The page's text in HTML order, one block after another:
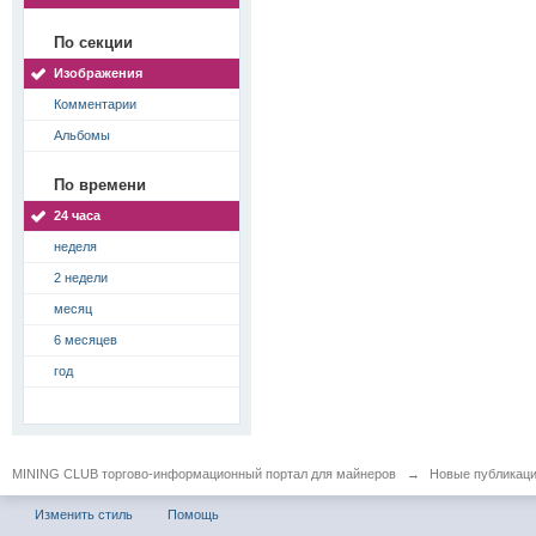
По секции
Изображения
Комментарии
Альбомы
По времени
24 часа
неделя
2 недели
месяц
6 месяцев
год
MINING CLUB торгово-информационный портал для майнеров → Новые
Изменить стиль Помощь